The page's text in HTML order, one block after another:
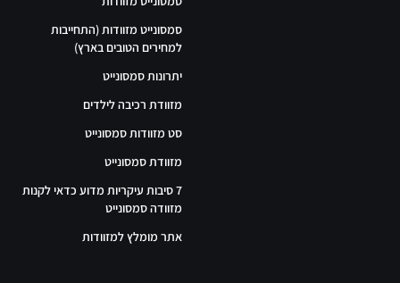
סמסונייט מזוודות (התחייבות
למחירים הטובים בארץ)
יתרונות סמסונייט
מזוודת רכיבה לילדים
סט מזוודות סמסונייט
מזוודת סמסונייט
7 סיבות עיקריות מדוע כדאי לקנות
מזוודה סמסונייט
אתר מומלץ למזוודות